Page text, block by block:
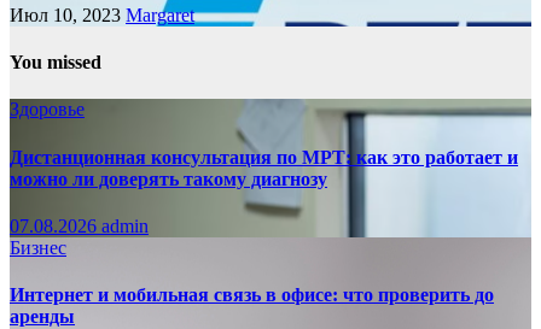
Июл 10, 2023 Margaret
You missed
Здоровье
Дистанционная консультация по МРТ: как это работает и
можно ли доверять такому диагнозу
07.08.2026 admin
Бизнес
Интернет и мобильная связь в офисе: что проверить до
аренды